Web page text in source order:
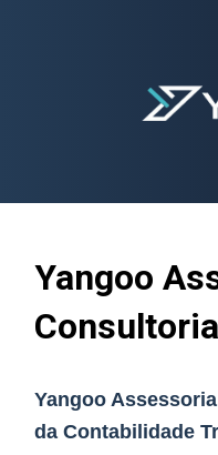
Yangoo Contabilidade
Yangoo
Yangoo
da Contabilidade